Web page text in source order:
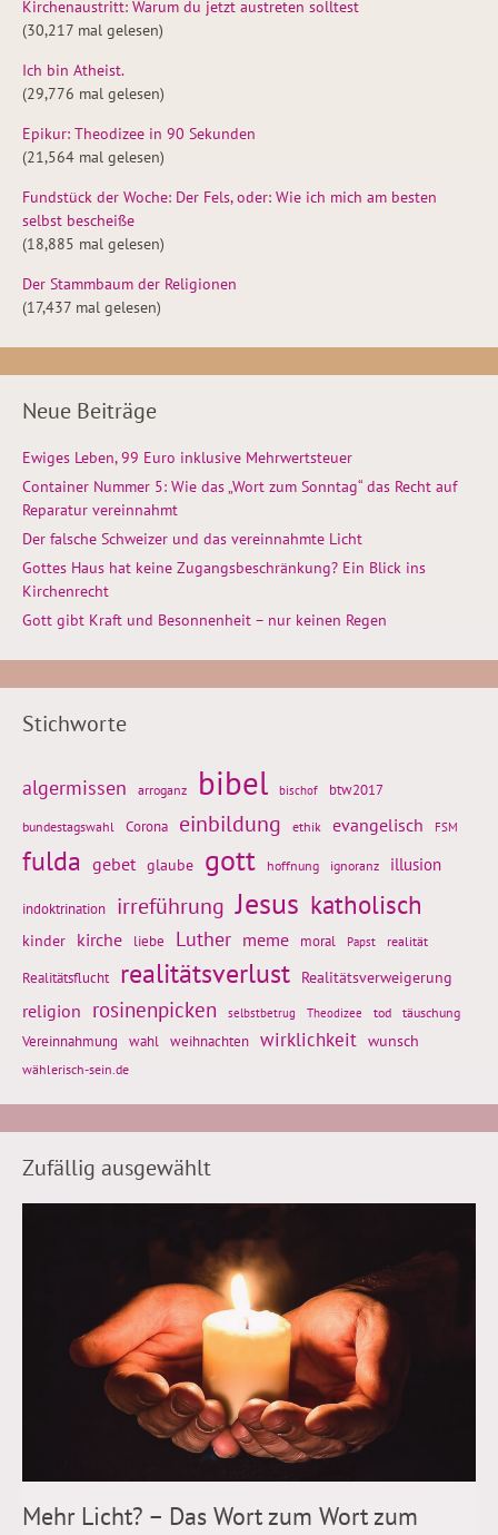
Kirchenaustritt: Warum du jetzt austreten solltest
(30,217 mal gelesen)
Ich bin Atheist.
(29,776 mal gelesen)
Epikur: Theodizee in 90 Sekunden
(21,564 mal gelesen)
Fundstück der Woche: Der Fels, oder: Wie ich mich am besten
selbst bescheiße
(18,885 mal gelesen)
Der Stammbaum der Religionen
(17,437 mal gelesen)
Neue Beiträge
Ewiges Leben, 99 Euro inklusive Mehrwertsteuer
Container Nummer 5: Wie das „Wort zum Sonntag“ das Recht auf
Reparatur vereinnahmt
Der falsche Schweizer und das vereinnahmte Licht
Gottes Haus hat keine Zugangsbeschränkung? Ein Blick ins
Kirchenrecht
Gott gibt Kraft und Besonnenheit – nur keinen Regen
Stichworte
algermissen arroganz bibel bischof btw2017
bundestagswahl Corona einbildung ethik evangelisch FSM
fulda gebet glaube gott hoffnung ignoranz illusion
indoktrination irreführung Jesus katholisch
kinder kirche liebe Luther meme moral Papst realität
Realitätsflucht realitätsverlust Realitätsverweigerung
religion rosinenpicken selbstbetrug Theodizee tod täuschung
Vereinnahmung wahl weihnachten wirklichkeit wunsch
wählerisch-sein.de
Zufällig ausgewählt
Mehr Licht? – Das Wort zum Wort zum